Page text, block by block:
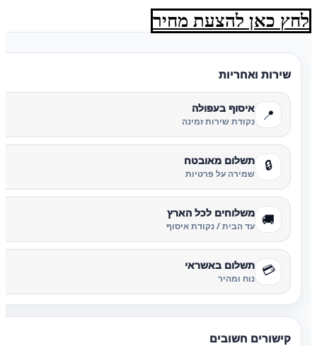
לחץ כאן להצעת מחיר
שירות ואחריות
📍 איסוף בעפולה
נקודת שירות זמינה
🔒 תשלום מאובטח
שמירה על פרטיות
🚚 משלוחים לכל הארץ
עד הבית / נקודת איסוף
💳 תשלום באשראי
נוח ומהיר
קישורים חשובים